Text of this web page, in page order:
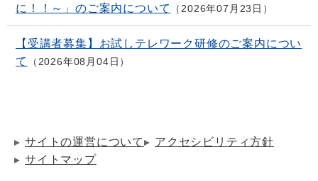
に！！～」のご案内について
2026年07月23日
【受講者募集】お試しテレワーク研修のご案内につい
て
2026年08月04日
サイトの運営について
アクセシビリティ方針
サイトマップ